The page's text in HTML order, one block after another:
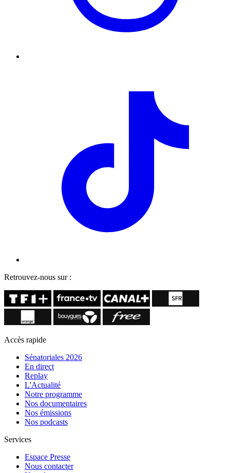
Retrouvez-nous sur :
Accès rapide
Sénatoriales 2026
En direct
Replay
L'Actualité
Notre programme
Nos documentaires
Nos émissions
Nos podcasts
Services
Espace Presse
Nous contacter